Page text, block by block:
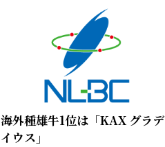
海外種雄牛1位は「KAX グラデ
イウス」